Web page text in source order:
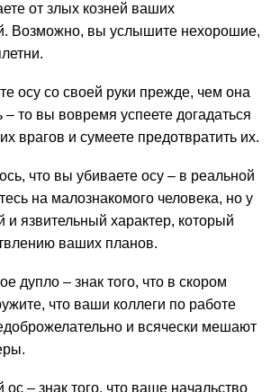
от злых козней ваших
Возможно, вы услышите нехорошие,
осу со своей руки прежде, чем она
– то вы вовремя успеете догадаться
врагов и сумеете предотвратить их.
что вы убиваете осу – в реальной
на малознакомого человека, но у
и язвительный характер, который
ваших планов.
дупло – знак того, что в скором
что ваши коллеги по работе
и всячески мешают
ос – знак того, что ваше начальство